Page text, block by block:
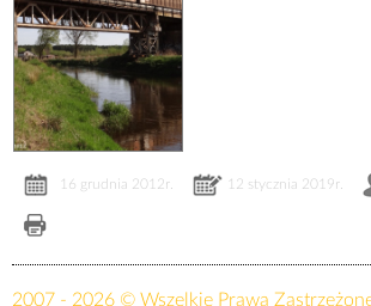
16 grudnia 2012r. 12 stycznia 2019r.
2007 - 2026 © Wszelkie Prawa